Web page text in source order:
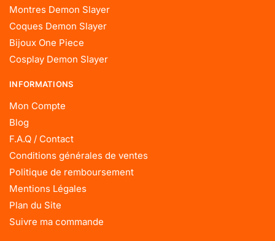
Montres Demon Slayer
Coques Demon Slayer
Bijoux One Piece
Cosplay Demon Slayer
INFORMATIONS
Mon Compte
Blog
F.A.Q / Contact
Conditions générales de ventes
Politique de remboursement
Mentions Légales
Plan du Site
Suivre ma commande